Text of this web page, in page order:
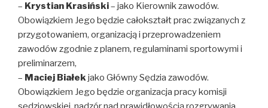
– Krystian Krasiński– jako Kierownik zawodów.
Obowiązkiem Jego będzie całokształt prac związanych z
przygotowaniem, organizacją i przeprowadzeniem
zawodów zgodnie z planem, regulaminami sportowymi i
preliminarzem,
– Maciej Białekjako Główny Sędzia zawodów.
Obowiązkiem Jego będzie organizacja pracy komisji